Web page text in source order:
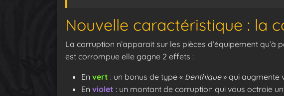
Nouvelle caractéristique : la
La corruption n’apparait sur les pièces d’équipement qu’à
est corrompue elle gagne 2 effets :
En vert : un bonus de type « benthique» qui augmente
En violet : un montant de corruption qui vous octroie